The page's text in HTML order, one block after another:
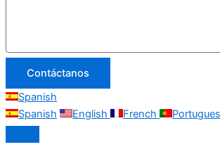
Contáctanos
Spanish
Spanish
English French